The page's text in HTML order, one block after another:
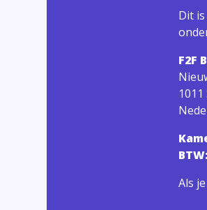
Dit is
F2F
BTW:
Als